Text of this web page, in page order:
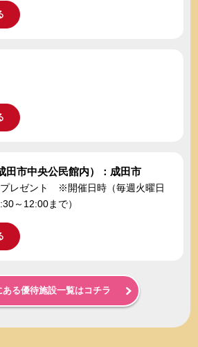
田市中央公民館内）：成田市
プレゼント ※開催日時（毎週火曜日
～12:00まで）
ある優待施設一覧はコチラ